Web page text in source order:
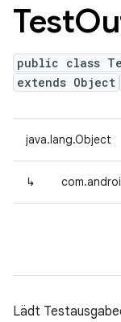
Test
public class
extends Object
java.lang.Object
↳
Lädt